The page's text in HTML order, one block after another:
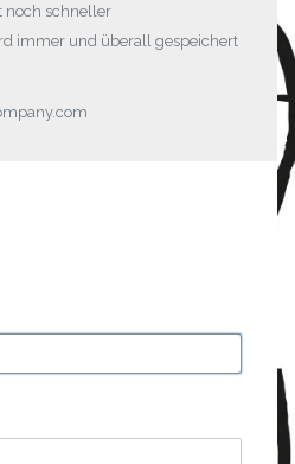
noch schneller
immer und überall gespeichert